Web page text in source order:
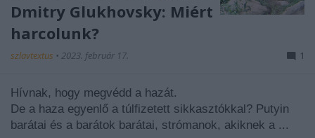
Dmitry Glukhovsky: Miért
harcolunk?
szlavtextus • 2023. február 17. 1
Hívnak, hogy megvédd a hazát.
De a haza egyenlő a túlfizetett sikkasztókkal? Putyin
barátai és a barátok barátai, strómanok, akiknek a ...